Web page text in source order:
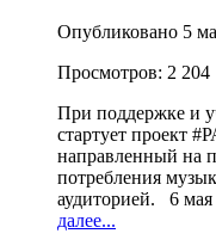
Опубликовано 5
Просмотров: 2 204
При поддержке и
стартует
направленный на
потребления
аудиторией. 6
далее...